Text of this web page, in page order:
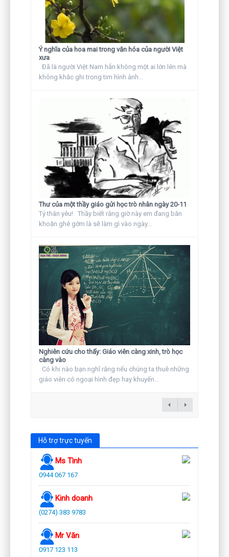
Ý nghĩa của hoa mai trong văn hóa của người Việt
xưa
Đã là người Việt Nam hẳn không một ai lớn lên mà
không khắc ghi trong tim hình ảnh...
Thư của một thầy giáo gửi học trò nhân ngày 20-11
Tý thân yêu! Thầy biết rằng giờ này em đang băn
khoăn ghê gớm là sẽ làm gì vào ngày...
Nghiên cứu cho thấy: Giáo viên càng xinh, trò học
càng vào
Có khi nào bạn nghĩ rằng nếu chúng ta thuê những
giáo viên có ngoại hình đẹp hay khuyến...
Hỗ trợ trực tuyến
Ms Tình
0944 067 167
Kinh doanh
(0274) 383 9783
Mr Văn
0917 123 113